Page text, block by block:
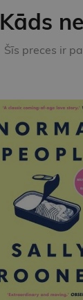
Kāds
Šīs preces ir